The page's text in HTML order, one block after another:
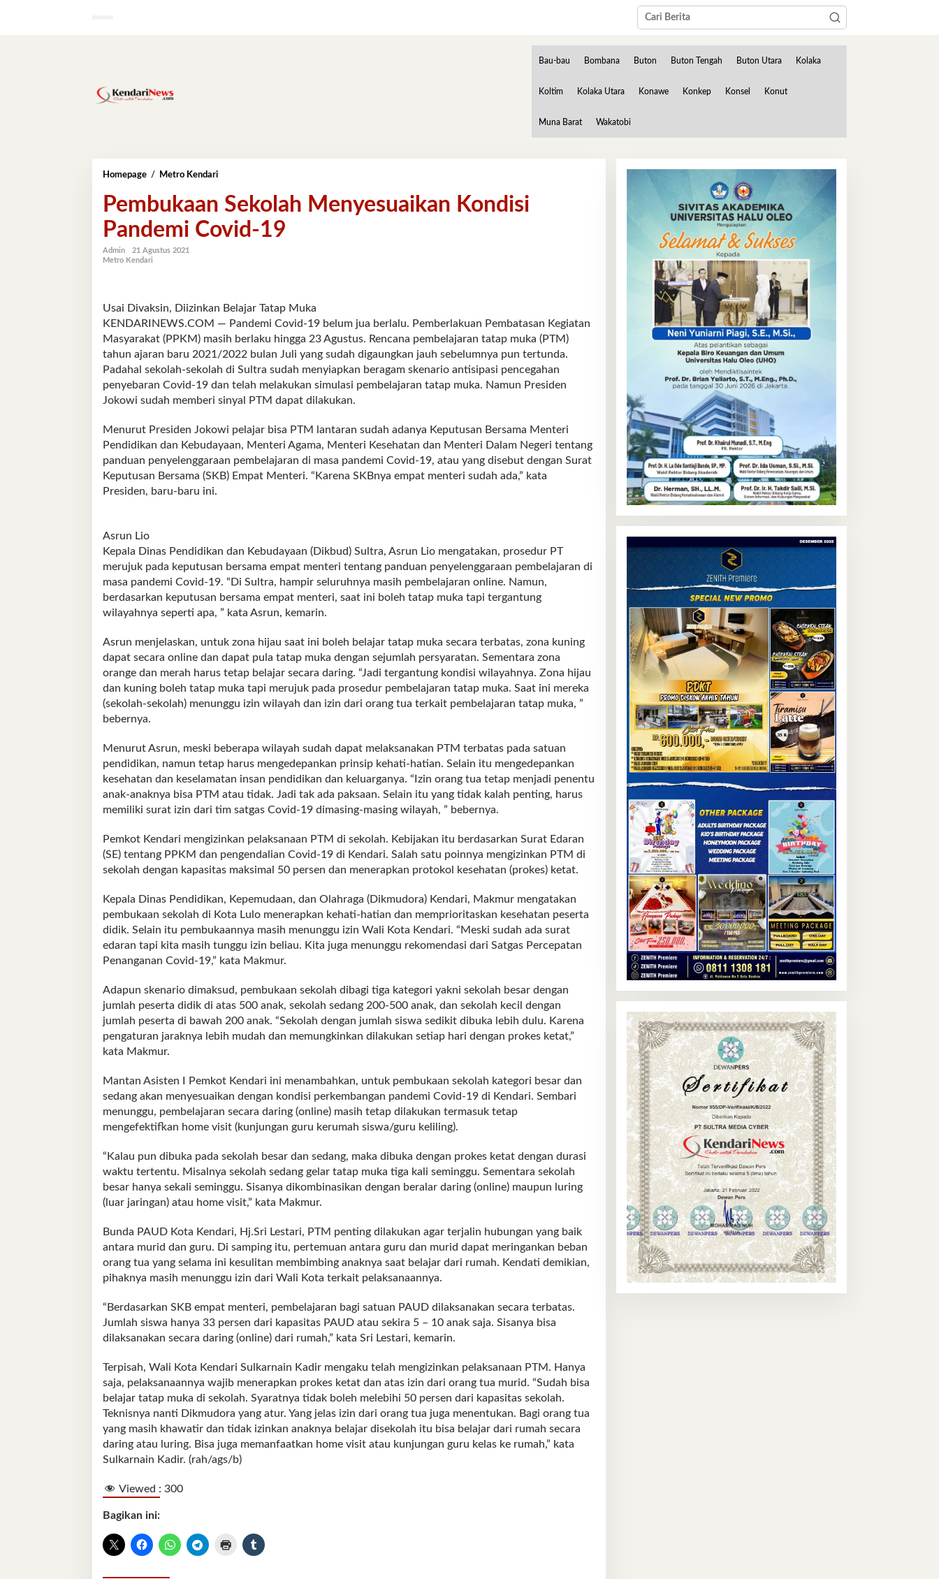
Bau-bau Bombana Buton Buton Tengah Buton Utara Kolaka
Koltim Kolaka Utara Konawe Konkep Konsel Konut
Muna Barat Wakatobi
Homepage / Metro KendariPembukaan
Menyesuaikan
Kondisi
Pandemi
Covid-
Pembukaan Sekolah Menyesuaikan Kondisi
Pandemi Covid-19
Admin
21 Agustus 2021
Metro Kendari
Usai Divaksin, Diizinkan Belajar Tatap Muka
KENDARINEWS.COM — Pandemi Covid-19 belum jua berlalu. Pemberlakuan Pembatasan Kegiatan
Masyarakat (PPKM) masih berlaku hingga 23 Agustus. Rencana pembelajaran tatap muka (PTM)
tahun ajaran baru 2021/2022 bulan Juli yang sudah digaungkan jauh sebelumnya pun tertunda.
Padahal sekolah-sekolah di Sultra sudah menyiapkan beragam skenario antisipasi pencegahan
penyebaran Covid-19 dan telah melakukan simulasi pembelajaran tatap muka. Namun Presiden
Jokowi sudah memberi sinyal PTM dapat dilakukan.
Menurut Presiden Jokowi pelajar bisa PTM lantaran sudah adanya Keputusan Bersama Menteri
Pendidikan dan Kebudayaan, Menteri Agama, Menteri Kesehatan dan Menteri Dalam Negeri tentang
panduan penyelenggaraan pembelajaran di masa pandemi Covid-19, atau yang disebut dengan Surat
Keputusan Bersama (SKB) Empat Menteri. “Karena SKBnya empat menteri sudah ada,” kata
Presiden, baru-baru ini.
Asrun Lio
Kepala Dinas Pendidikan dan Kebudayaan (Dikbud) Sultra, Asrun Lio mengatakan, prosedur PT
merujuk pada keputusan bersama empat menteri tentang panduan penyelenggaraan pembelajaran di
masa pandemi Covid-19. “Di Sultra, hampir seluruhnya masih pembelajaran online. Namun,
berdasarkan keputusan bersama empat menteri, saat ini boleh tatap muka tapi tergantung
wilayahnya seperti apa, ” kata Asrun, kemarin.
Asrun menjelaskan, untuk zona hijau saat ini boleh belajar tatap muka secara terbatas, zona kuning
dapat secara online dan dapat pula tatap muka dengan sejumlah persyaratan. Sementara zona
orange dan merah harus tetap belajar secara daring. “Jadi tergantung kondisi wilayahnya. Zona hijau
dan kuning boleh tatap muka tapi merujuk pada prosedur pembelajaran tatap muka. Saat ini mereka
(sekolah-sekolah) menunggu izin wilayah dan izin dari orang tua terkait pembelajaran tatap muka, ”
bebernya.
Menurut Asrun, meski beberapa wilayah sudah dapat melaksanakan PTM terbatas pada satuan
pendidikan, namun tetap harus mengedepankan prinsip kehati-hatian. Selain itu mengedepankan
kesehatan dan keselamatan insan pendidikan dan keluarganya. “Izin orang tua tetap menjadi penentu
anak-anaknya bisa PTM atau tidak. Jadi tak ada paksaan. Selain itu yang tidak kalah penting, harus
memiliki surat izin dari tim satgas Covid-19 dimasing-masing wilayah, ” bebernya.
Pemkot Kendari mengizinkan pelaksanaan PTM di sekolah. Kebijakan itu berdasarkan Surat Edaran
(SE) tentang PPKM dan pengendalian Covid-19 di Kendari. Salah satu poinnya mengizinkan PTM di
sekolah dengan kapasitas maksimal 50 persen dan menerapkan protokol kesehatan (prokes) ketat.
Kepala Dinas Pendidikan, Kepemudaan, dan Olahraga (Dikmudora) Kendari, Makmur mengatakan
pembukaan sekolah di Kota Lulo menerapkan kehati-hatian dan memprioritaskan kesehatan peserta
didik. Selain itu pembukaannya masih menunggu izin Wali Kota Kendari. “Meski sudah ada surat
edaran tapi kita masih tunggu izin beliau. Kita juga menunggu rekomendasi dari Satgas Percepatan
Penanganan Covid-19,” kata Makmur.
Adapun skenario dimaksud, pembukaan sekolah dibagi tiga kategori yakni sekolah besar dengan
jumlah peserta didik di atas 500 anak, sekolah sedang 200-500 anak, dan sekolah kecil dengan
jumlah peserta di bawah 200 anak. “Sekolah dengan jumlah siswa sedikit dibuka lebih dulu. Karena
pengaturan jaraknya lebih mudah dan memungkinkan dilakukan setiap hari dengan prokes ketat,”
kata Makmur.
Mantan Asisten I Pemkot Kendari ini menambahkan, untuk pembukaan sekolah kategori besar dan
sedang akan menyesuaikan dengan kondisi perkembangan pandemi Covid-19 di Kendari. Sembari
menunggu, pembelajaran secara daring (online) masih tetap dilakukan termasuk tetap
mengefektifkan home visit (kunjungan guru kerumah siswa/guru keliling).
“Kalau pun dibuka pada sekolah besar dan sedang, maka dibuka dengan prokes ketat dengan durasi
waktu tertentu. Misalnya sekolah sedang gelar tatap muka tiga kali seminggu. Sementara sekolah
besar hanya sekali seminggu. Sisanya dikombinasikan dengan beralar daring (online) maupun luring
(luar jaringan) atau home visit,” kata Makmur.
Bunda PAUD Kota Kendari, Hj.Sri Lestari, PTM penting dilakukan agar terjalin hubungan yang baik
antara murid dan guru. Di samping itu, pertemuan antara guru dan murid dapat meringankan beban
orang tua yang selama ini kesulitan membimbing anaknya saat belajar dari rumah. Kendati demikian,
pihaknya masih menunggu izin dari Wali Kota terkait pelaksanaannya.
“Berdasarkan SKB empat menteri, pembelajaran bagi satuan PAUD dilaksanakan secara terbatas.
Jumlah siswa hanya 33 persen dari kapasitas PAUD atau sekira 5 – 10 anak saja. Sisanya bisa
dilaksanakan secara daring (online) dari rumah,” kata Sri Lestari, kemarin.
Terpisah, Wali Kota Kendari Sulkarnain Kadir mengaku telah mengizinkan pelaksanaan PTM. Hanya
saja, pelaksanaannya wajib menerapkan prokes ketat dan atas izin dari orang tua murid. “Sudah bisa
belajar tatap muka di sekolah. Syaratnya tidak boleh melebihi 50 persen dari kapasitas sekolah.
Teknisnya nanti Dikmudora yang atur. Yang jelas izin dari orang tua juga menentukan. Bagi orang tua
yang masih khawatir dan tidak izinkan anaknya belajar disekolah itu bisa belajar dari rumah secara
daring atau luring. Bisa juga memanfaatkan home visit atau kunjungan guru kelas ke rumah,” kata
Sulkarnain Kadir. (rah/ags/b)
Viewed : 300
Bagikan ini: